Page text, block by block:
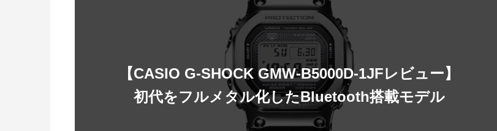
【CASIO G-SHOCK GMW-B5000D-1JFレビュー】
初代をフルメタル化したBluetooth搭載モデル